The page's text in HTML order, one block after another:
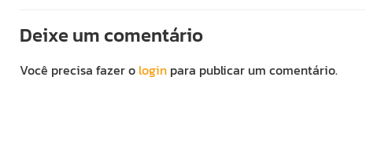
Deixe um comentário
Você precisa fazer o login para publicar um comentário.